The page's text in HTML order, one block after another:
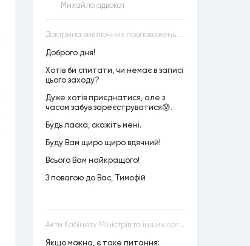
Михайло адвокат
Доктрина виключних повноважень VS Доктрина прихованих повноважень
Доброго дня!
Хотів би спитати, чи немає в записі
цього заходу?
Дуже хотів приєднатися, але з
часом забув зареєструватися😰.
Будь ласка, скажіть мені.
Буду Вам щиро щиро вдячний!
Всього Вам найкращого!
З повагою до Вас, Тимофій
Акти Кабінету Міністрів та інших органів державної влади як джерела конституційного права
Якщо можна, є таке питання: